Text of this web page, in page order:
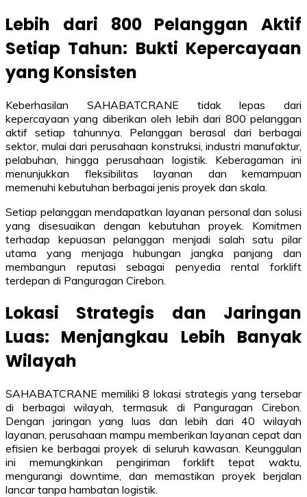
Lebih dari 800 Pelanggan Aktif
Setiap Tahun: Bukti Kepercayaan
yang Konsisten
Keberhasilan SAHABATCRANE tidak lepas dari
kepercayaan yang diberikan oleh lebih dari 800 pelanggan
aktif setiap tahunnya. Pelanggan berasal dari berbagai
sektor, mulai dari perusahaan konstruksi, industri manufaktur,
pelabuhan, hingga perusahaan logistik. Keberagaman ini
menunjukkan fleksibilitas layanan dan kemampuan
memenuhi kebutuhan berbagai jenis proyek dan skala.
Setiap pelanggan mendapatkan layanan personal dan solusi
yang disesuaikan dengan kebutuhan proyek. Komitmen
terhadap kepuasan pelanggan menjadi salah satu pilar
utama yang menjaga hubungan jangka panjang dan
membangun reputasi sebagai penyedia rental forklift
terdepan di Panguragan Cirebon.
Lokasi Strategis dan Jaringan
Luas: Menjangkau Lebih Banyak
Wilayah
SAHABATCRANE memiliki 8 lokasi strategis yang tersebar
di berbagai wilayah, termasuk di Panguragan Cirebon.
Dengan jaringan yang luas dan lebih dari 40 wilayah
layanan, perusahaan mampu memberikan layanan cepat dan
efisien ke berbagai proyek di seluruh kawasan. Keunggulan
ini memungkinkan pengiriman forklift tepat waktu,
mengurangi downtime, dan memastikan proyek berjalan
lancar tanpa hambatan logistik.